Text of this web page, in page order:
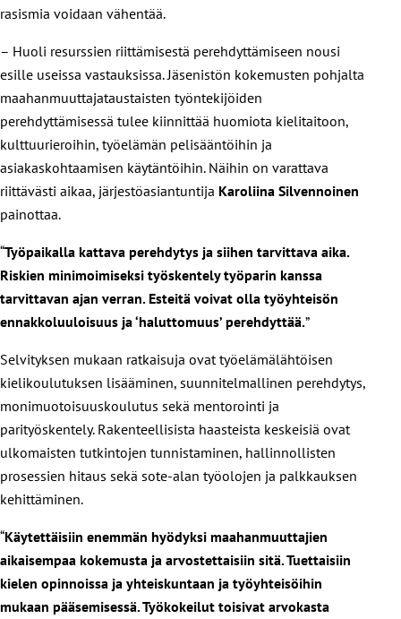
rasismia voidaan vähentää.
– Huoli resurssien riittämisestä perehdyttämiseen nousi
esille useissa vastauksissa. Jäsenistön kokemusten pohjalta
maahanmuuttajataustaisten työntekijöiden
perehdyttämisessä tulee kiinnittää huomiota kielitaitoon,
kulttuurieroihin, työelämän pelisääntöihin ja
asiakaskohtaamisen käytäntöihin. Näihin on varattava
riittävästi aikaa, järjestöasiantuntija Karoliina Silvennoinen
painottaa.
“Työpaikalla kattava perehdytys ja siihen tarvittava aika.
Riskien minimoimiseksi työskentely työparin kanssa
tarvittavan ajan verran. Esteitä voivat olla työyhteisön
ennakkoluuloisuus ja ‘haluttomuus’ perehdyttää.”
Selvityksen mukaan ratkaisuja ovat työelämälähtöisen
kielikoulutuksen lisääminen, suunnitelmallinen perehdytys,
monimuotoisuuskoulutus sekä mentorointi ja
parityöskentely. Rakenteellisista haasteista keskeisiä ovat
ulkomaisten tutkintojen tunnistaminen, hallinnollisten
prosessien hitaus sekä sote-alan työolojen ja palkkauksen
kehittäminen.
“Käytettäisiin enemmän hyödyksi maahanmuuttajien
aikaisempaa kokemusta ja arvostettaisiin sitä. Tuettaisiin
kielen opinnoissa ja yhteiskuntaan ja työyhteisöihin
mukaan pääsemisessä. Työkokeilut toisivat arvokasta